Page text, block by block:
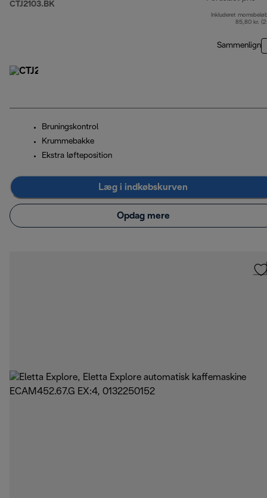
CTJ2103.BK
Inkluderet
85,80 kr.
Sammenlign
Bruningskontrol
Krummebakke
Ekstra løfteposition
Læg i indkøbskurven
Opdag mere